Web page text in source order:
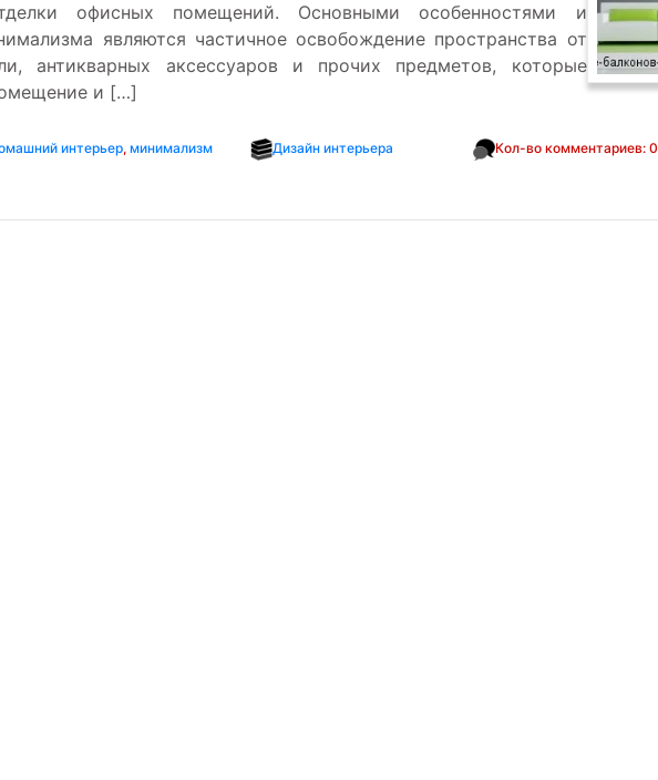
офисных помещений. Основными особенностями и
являются частичное освобождение пространства от
антикварных аксессуаров и прочих предметов, которые
и […]
интерьер, минимализм Дизайн интерьера Кол-во комментариев: 0